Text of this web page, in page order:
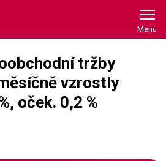
tržby
vzrostly
oček. 0,2 %